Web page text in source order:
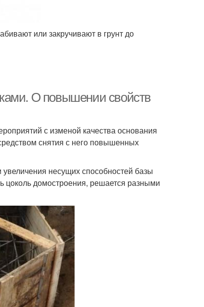
или закручивают в грунт до
О повышении свойств
с изменой качества основания
снятия с него повышенных
несущих способностей базы
цоколь домостроения, решается разными